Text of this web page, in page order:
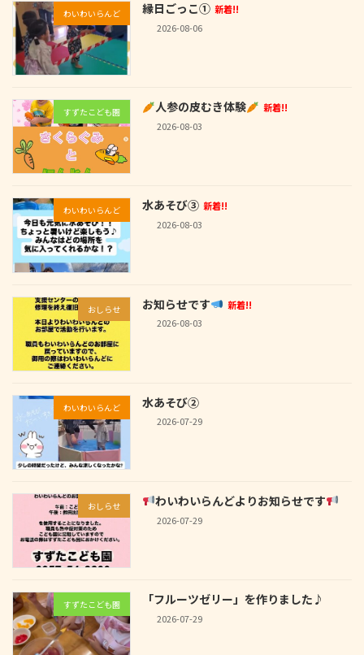
わいわいらんど 縁日ごっこ① 新着!!
2026-08-06
すずたこども園 人参の皮むき体験
新着!!
2026-08-03
わいわいらんど 水あそび③ 新着!!
2026-08-03
おしらせ お知らせです
新着!!
2026-08-03
わいわいらんど 水あそび②
2026-07-29
おしらせ わいわいらんどよりお知らせです
2026-07-29
すずたこども園 「フルーツゼリー」を作りました♪
2026-07-29